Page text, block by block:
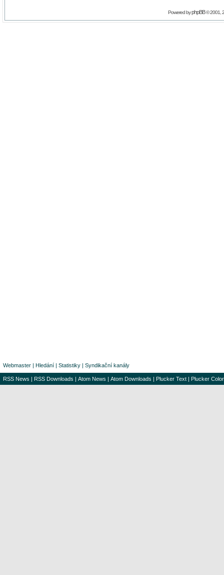
Powered byphpBB© 2001,
Webmaster | Hledání | Statistiky | Syndikační kanály
RSS News | RSS Downloads | Atom News | Atom Downloads | Plucker Text | Plucker Color